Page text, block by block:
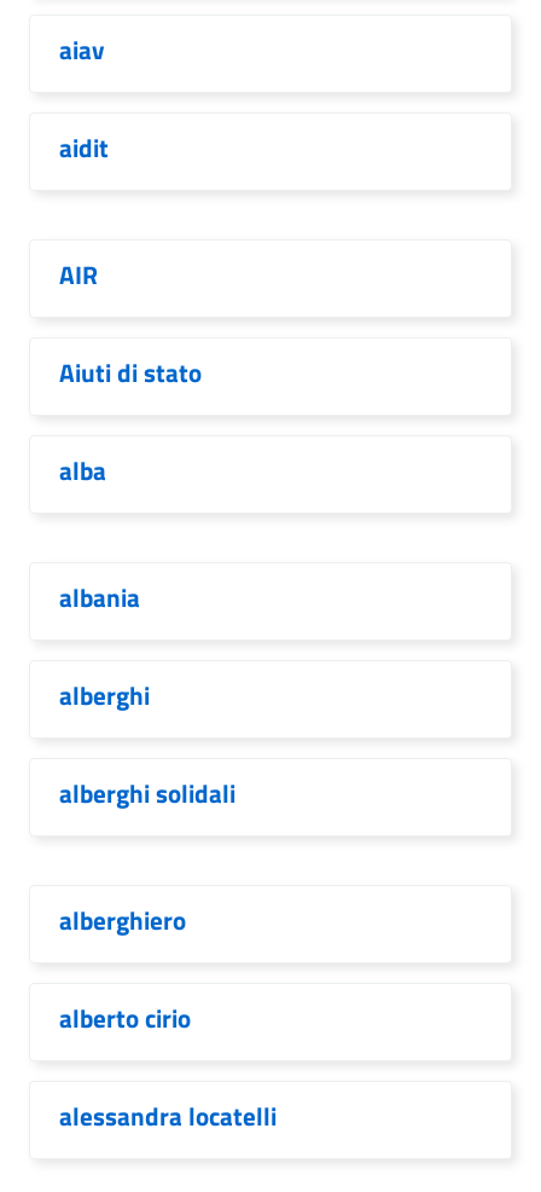
aiav
aidit
AIR
Aiuti di stato
alba
albania
alberghi
alberghi solidali
alberghiero
alberto cirio
alessandra locatelli